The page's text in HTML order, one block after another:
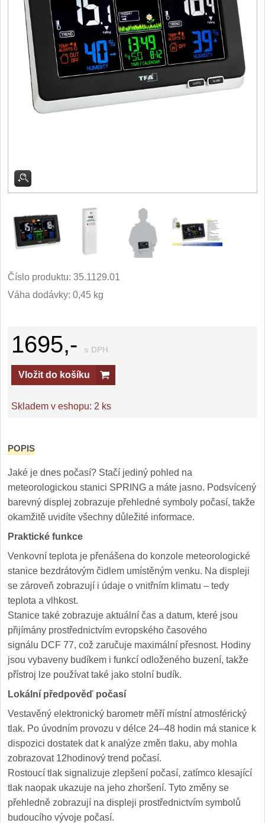
Doprodej11
Číslo produktu: 35.1129.01
Váha dodávky: 0,45 kg
1695,- s DPH
Vložit do košíku
Skladem v eshopu: 2 ks
POPIS
Jaké je dnes počasí? Stačí jediný pohled na
meteorologickou stanici SPRING a máte jasno. Podsvícený
barevný displej zobrazuje přehledné symboly počasí, takže
okamžitě uvidíte všechny důležité informace.
Praktické funkce
Venkovní teplota je přenášena do konzole meteorologické
stanice bezdrátovým čidlem umístěným venku. Na displeji
se zároveň zobrazují i údaje o vnitřním klimatu – tedy
teplota a vlhkost.
Stanice také zobrazuje aktuální čas a datum, které jsou
přijímány prostřednictvím evropského časového
signálu DCF 77, což zaručuje maximální přesnost. Hodiny
jsou vybaveny budíkem i funkcí odloženého buzení, takže
přístroj lze používat také jako stolní budík.
Lokální předpověď počasí
Vestavěný elektronický barometr měří místní atmosférický
tlak. Po úvodním provozu v délce 24–48 hodin má stanice k
dispozici dostatek dat k analýze změn tlaku, aby mohla
zobrazovat 12hodinový trend počasí.
Rostoucí tlak signalizuje zlepšení počasí, zatímco klesající
tlak naopak ukazuje na jeho zhoršení. Tyto změny se
přehledně zobrazují na displeji prostřednictvím symbolů
budoucího vývoje počasí.